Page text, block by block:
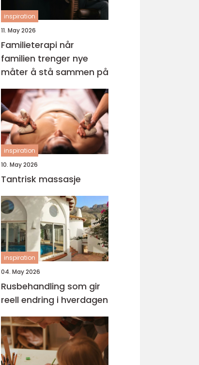
inspiration
11. May 2026
Familieterapi når
familien trenger nye
måter å stå sammen på
inspiration
10. May 2026
Tantrisk massasje
inspiration
04. May 2026
Rusbehandling som gir
reell endring i hverdagen